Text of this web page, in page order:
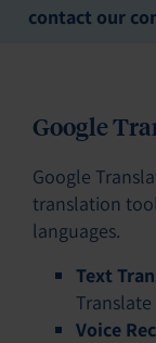
contact our
Google
Google
translation
languages.
Text
Voice